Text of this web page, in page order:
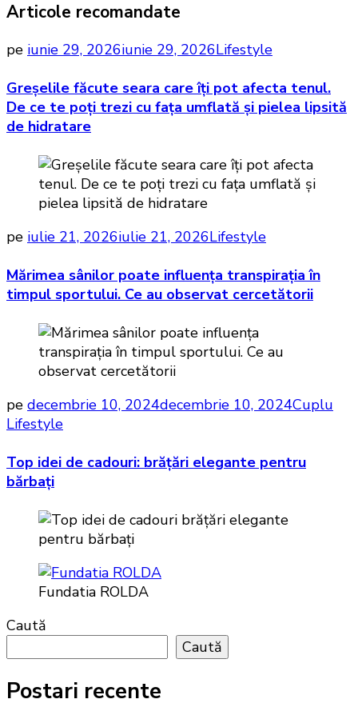
Articole recomandate
pe iunie 29, 2026iunie 29, 2026Lifestyle
Greșelile făcute seara care îți pot afecta tenul.
De ce te poți trezi cu fața umflată și pielea lipsită
de hidratare
pe iulie 21, 2026iulie 21, 2026Lifestyle
Mărimea sânilor poate influența transpirația în
timpul sportului. Ce au observat cercetătorii
pe decembrie 10, 2024decembrie 10, 2024Cuplu
Lifestyle
Top idei de cadouri: brățări elegante pentru
bărbați
Fundatia ROLDA
Caută
Caută
Postari recente